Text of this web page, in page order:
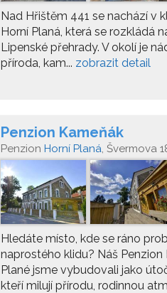
Nad Hřištěm 441 se nachází v
Horní Planá, která se rozkládá
Lipenské přehrady. V okolí je
příroda, kam... zobrazit detail
Penzion Kameňák
Penzion Horní Planá, Švermova
Planá
Hledáte místo, kde se ráno
naprostého klidu? Náš Penzion
Plané jsme vybudovali jako
kteří milují přírodu, rodinnou